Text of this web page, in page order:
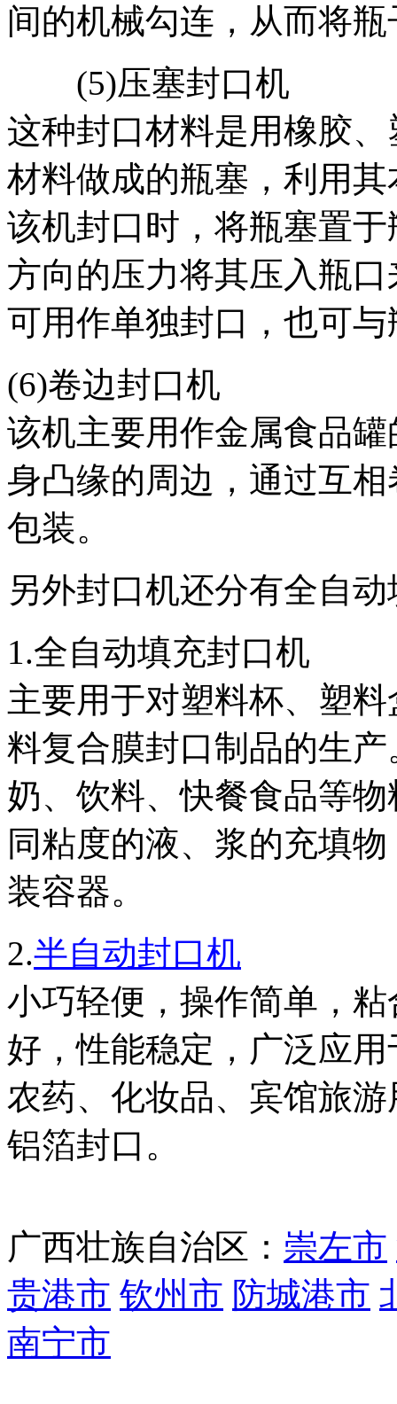
间的机械勾连，从而将
(5)压塞封口机
这种封口材料是用橡胶
材料做成的瓶塞，利用
该机封口时，将瓶塞置
方向的压力将其压入瓶
可用作单独封口，也可
(6)卷边封口机
该机主要用作金属食品
身凸缘的周边，通过互
包装。
另外封口机还分有全自
1.全自动填充封口机
主要用于对塑料杯、塑
料复合膜封口制品的生
奶、饮料、快餐食品等
同粘度的液、浆的充填
装容器。
2.半自动封口机
小巧轻便，操作简单，
好，性能稳定，广泛应
农药、化妆品、宾馆旅
铝箔封口。
广西壮族自治区 ： 崇左市
贵港市 钦州市 防城港市
南宁市